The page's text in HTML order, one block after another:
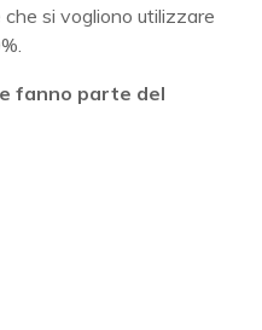
si vogliono utilizzare
fanno parte del